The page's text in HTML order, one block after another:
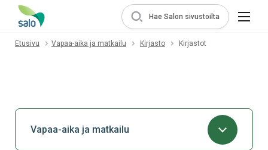
Hae Salon sivustoilta
Etusivu Vapaa-aika ja matkailu Kirjasto Kirjastot
Vapaa-aika ja matkailu